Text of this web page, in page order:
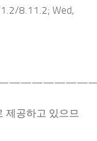
8.11.2; Wed,
제공하고 있으므